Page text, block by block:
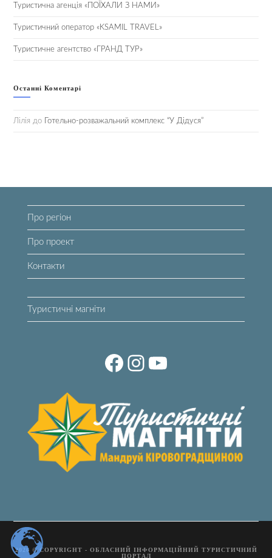
Туристична агенція «ПОЇХАЛИ З НАМИ»
Туристичний оператор «KSAMIL TRAVEL»
Туристичне агентство «ГРАНД ТУР»
Останні Коментарі
Лілія до Готельно-розважальний комплекс “У Дідуся”
Про регіон
Про проект
Контакти
Туристичні магніти
2026 © COPYRIGHT - ОБЛАСНИЙ ІНФОРМАЦІЙНИЙ ТУРИСТИЧНИЙ
ПОРТАЛ